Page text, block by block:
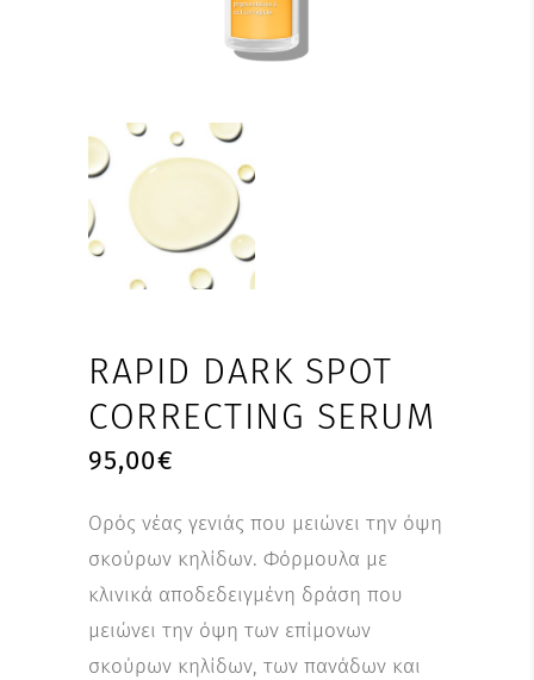
RAPID DARK SPOT
CORRECTING SERUM
95,00€
Ορός νέας γενιάς που μειώνει την όψη
σκούρων κηλίδων. Φόρμουλα με
κλινικά αποδεδειγμένη δράση που
μειώνει την όψη των επίμονων
σκούρων κηλίδων, των πανάδων και